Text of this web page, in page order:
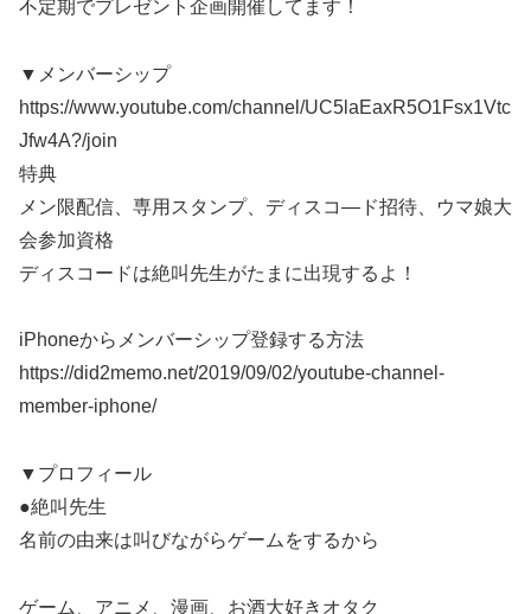
不定期でプレゼント企画開催してます！
▼メンバーシップ
https://www.youtube.com/channel/UC5laEaxR5O1Fsx1Vtc
Jfw4A?/join
特典
メン限配信、専用スタンプ、ディスコ―ド招待、ウマ娘大
会参加資格
ディスコードは絶叫先生がたまに出現するよ！
iPhoneからメンバーシップ登録する方法
https://did2memo.net/2019/09/02/youtube-channel-
member-iphone/
▼プロフィール
●絶叫先生
名前の由来は叫びながらゲームをするから
ゲーム、アニメ、漫画、お酒大好きオタク